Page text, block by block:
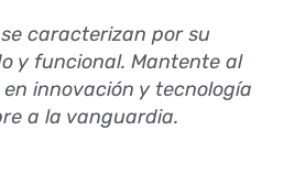
caracterizan por su
y funcional. Mantente al
innovación y tecnología
a la vanguardia.